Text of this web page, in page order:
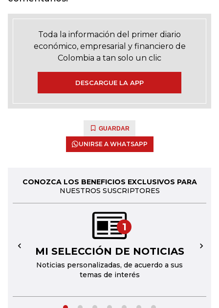
Toda la información del primer diario
económico, empresarial y financiero de
Colombia a tan solo un clic
DESCARGUE LA APP
GUARDAR
UNIRSE A WHATSAPP
CONOZCA LOS BENEFICIOS EXCLUSIVOS PARA
NUESTROS SUSCRIPTORES
1
MI SELECCIÓN DE NOTICIAS
Noticias personalizadas, de acuerdo a sus
temas de interés
← →